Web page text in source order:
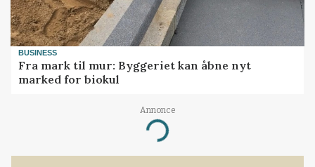
BUSINESS
Fra mark til mur: Byggeriet kan åbne nyt
marked for biokul
Annonce
Loading...